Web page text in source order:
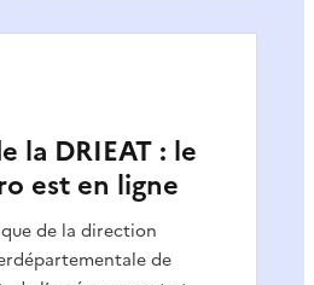
la DRIEAT : le
est en ligne
de la direction
de